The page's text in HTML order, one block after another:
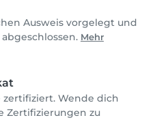
Ausweis vorgelegt und
Mehr
zertifiziert. Wende dich
Zertifizierungen zu